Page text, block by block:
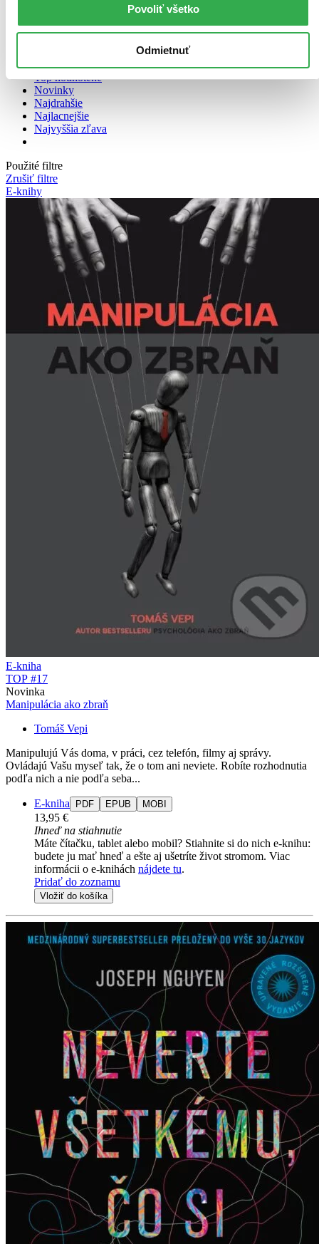
Povoliť všetko
Odmietnuť
Bestsellery
Top hodnotené
Novinky
Najdrahšie
Najlacnejšie
Najvyššia zľava
Použité filtre
Zrušiť filtre
E-knihy
E-kniha
TOP #17
Novinka
Manipulácia ako zbraň
Tomáš Vepi
Manipulujú Vás doma, v práci, cez telefón, filmy aj správy.
Ovládajú Vašu myseľ tak, že o tom ani neviete. Robíte rozhodnutia
podľa nich a nie podľa seba...
E-kniha PDF EPUB MOBI
13,95 €
Ihneď na stiahnutie
Máte čítačku, tablet alebo mobil? Stiahnite si do nich e-knihu:
budete ju mať hneď a ešte aj ušetríte život stromom. Viac
informácii o e-knihách nájdete tu.
Pridať do zoznamu
Vložiť do košíka